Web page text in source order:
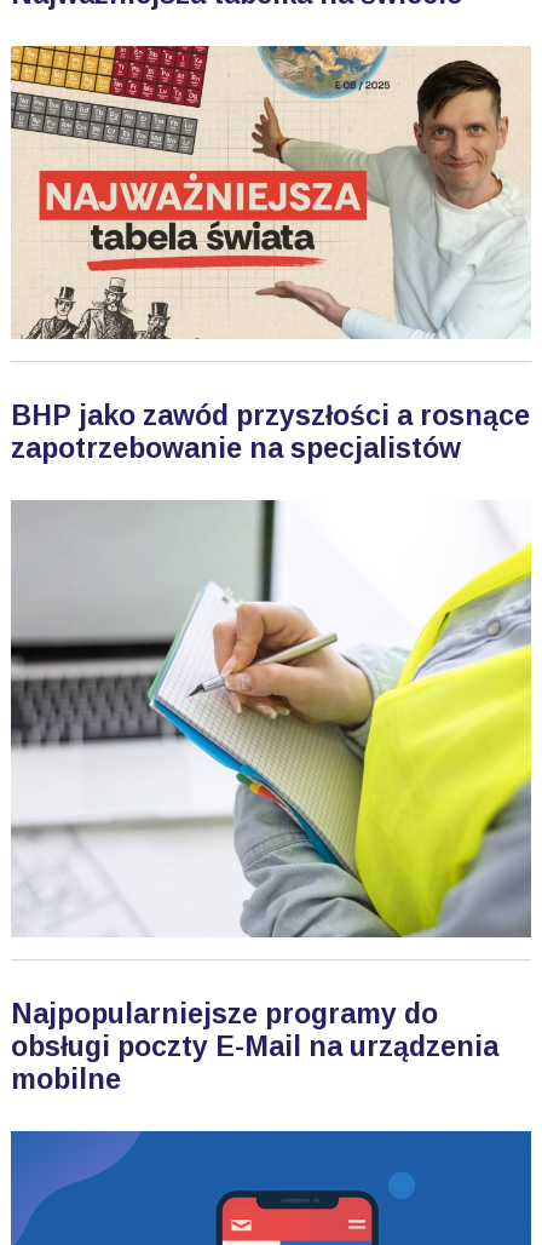
BHP jako zawód przyszłości a rosnące
zapotrzebowanie na specjalistów
Najpopularniejsze programy do
obsługi poczty E-Mail na urządzenia
mobilne